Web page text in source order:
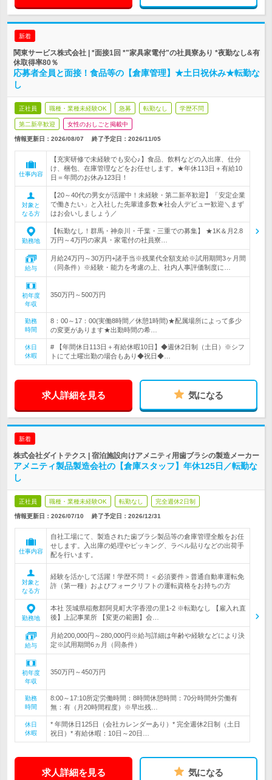
新着
関東サービス株式会社 | *面接1回 *"家具家電付"の社員寮あり *夜勤なし&有
休取得率80％
応募者全員と面接！食品等の【倉庫管理】★土日祝休み★転勤な
し
正社員 職種・業種未経験OK 急募 転勤なし 学歴不問
第二新卒歓迎 女性のおしごと掲載中
情報更新日：2026/08/07 終了予定日： 2026/11/05
仕事内容
【充実研修で未経験でも安心♪】食品、飲料などの入出庫、仕分
け、梱包、在庫管理などをお任せします。★年休113日＋有給10
日＝年間のお休み123日！
対象と
なる方
【20～40代の男女が活躍中！未経験・第二新卒歓迎】「安定企業
で働きたい」と入社した先輩達多数★社会人デビュー歓迎＼まず
はお会いしましょう／
勤務地
【転勤なし！群馬・神奈川・千葉・三重での募集】 ★1K＆月2.8
万円～4万円の家具・家電付の社員寮…
給与
月給24万円～30万円+諸手当※残業代全額支給※試用期間3ヶ月間
（同条件）※経験・能力を考慮の上、社内人事評価制度に…
初年度
年収
350万円～500万円
勤務
時間
8：00～17：00(実働8時間／休憩1時間)★配属場所によって多少
の変更があります★出勤時間の希…
休日
休暇
# 【年間休日113日＋有給休暇10日】◆週休2日制（土日）※シフ
トにて土曜出勤の場合もあり◆祝日◆…
求人詳細を見る 気になる
新着
株式会社ダイトテクス | 宿泊施設向けアメニティ用歯ブラシの製造メーカー
アメニティ製品製造会社の【倉庫スタッフ】年休125日／転勤な
し
正社員 職種・業種未経験OK 転勤なし 完全週休2日制
情報更新日：2026/07/10 終了予定日： 2026/12/31
仕事内容
自社工場にて、製造された歯ブラシ製品等の倉庫管理全般をお任
せします。入出庫の処理やピッキング、ラベル貼りなどの出荷手
配を行います。
対象と
なる方
経験を活かして活躍！学歴不問！＜必須要件＞普通自動車運転免
許（第一種）およびフォークリフトの運転資格をお持ちの方
勤務地
本社 茨城県稲敷郡阿見町大字香澄の里1-2 ※転勤なし 【雇入れ直
後】上記事業所 【変更の範囲】会…
給与
月給200,000円～280,000円※給与詳細は年齢や経験などにより決
定※試用期間6ヵ月（同条件）
初年度
年収
350万円～450万円
勤務
時間
8:00～17:10所定労働時間：8時間休憩時間：70分時間外労働有
無：有（月20時間程度）※早出残…
休日
休暇
* 年間休日125日（会社カレンダーあり）* 完全週休2日制（土日
祝日）* 有給休暇：10日～20日…
求人詳細を見る 気になる